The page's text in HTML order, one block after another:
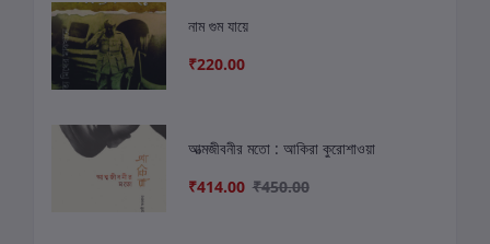
নাম গুম যায়ে
₹220.00
আত্মজীবনীর মতো : আকিরা কুরোশাওয়া
₹414.00 ₹450.00